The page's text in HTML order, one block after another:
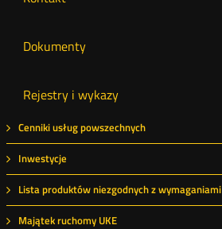
Dokumenty
Rejestry i wykazy
Cenniki usług powszechnych
Inwestycje
Lista produktów niezgodnych z wymaganiami
Majątek ruchomy UKE